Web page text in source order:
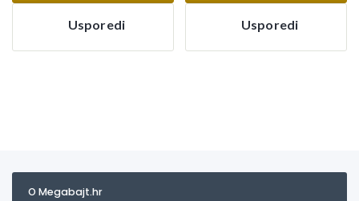
Usporedi Usporedi
O Megabajt.hr